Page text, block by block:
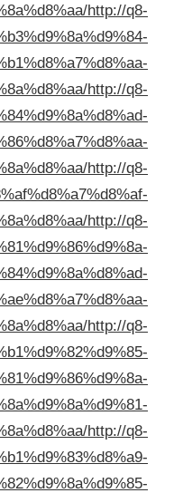
kuwait.byethost10.com/
kuwait.byethost10.com/